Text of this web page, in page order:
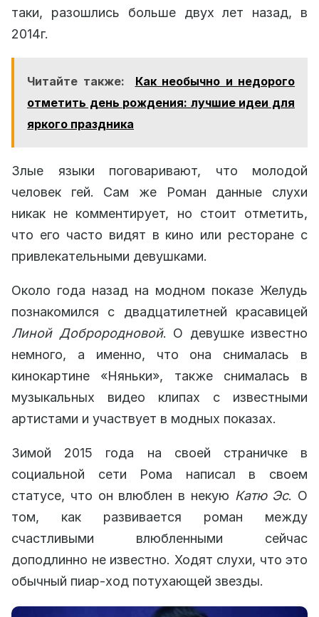
таки, разошлись больше двух лет назад, в
2014г.
Читайте также:
Как необычно и недорого
отметить день рождения: лучшие идеи для
яркого праздника
Злые языки поговаривают, что молодой
человек гей. Сам же Роман данные слухи
никак не комментирует, но стоит отметить,
что его часто видят в кино или ресторане с
привлекательными девушками.
Около года назад на модном показе Желудь
познакомился с двадцатилетней красавицей
Линой Доброродновой. О девушке известно
немного, а именно, что она снималась в
кинокартине «Няньки», также снималась в
музыкальных видео клипах с известными
артистами и участвует в модных показах.
Зимой 2015 года на своей страничке в
социальной сети Рома написал в своем
статусе, что он влюблен в некую Катю Эс. О
том, как развивается роман между
счастливыми влюбленными сейчас
доподлинно не известно. Ходят слухи, что это
обычный пиар-ход потухающей звезды.